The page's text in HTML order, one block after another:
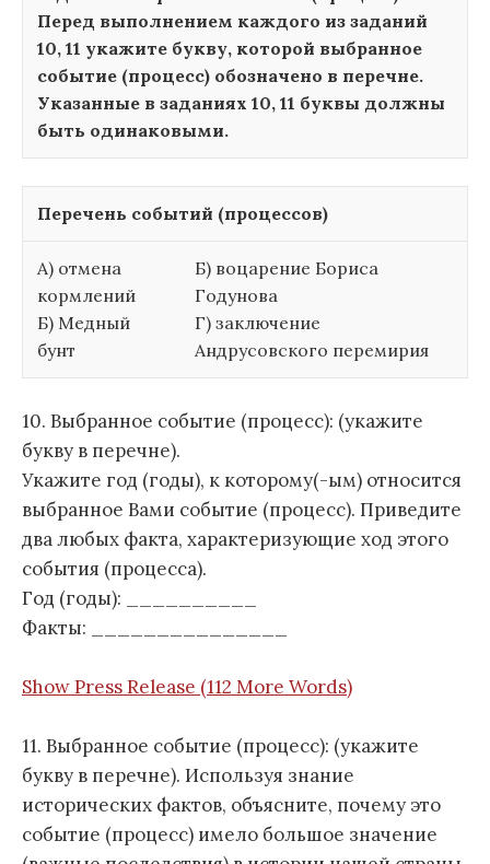
Перед выполнением каждого из заданий
10, 11 укажите букву, которой выбранное
событие (процесс) обозначено в перечне.
Указанные в заданиях 10, 11 буквы должны
быть одинаковыми.
Перечень событий (процессов)
А) отмена
кормлений
Б) Медный
бунт
Б) воцарение Бориса
Годунова
Г) заключение
Андрусовского перемирия
10. Выбранное событие (процесс): (укажите
букву в перечне).
Укажите год (годы), к которому(-ым) относится
выбранное Вами событие (процесс). Приведите
два любых факта, характеризующие ход этого
события (процесса).
Год (годы): __________
Факты: _______________
Show Press Release (112 More Words)
11. Выбранное событие (процесс): (укажите
букву в перечне). Используя знание
исторических фактов, объясните, почему это
событие (процесс) имело большое значение